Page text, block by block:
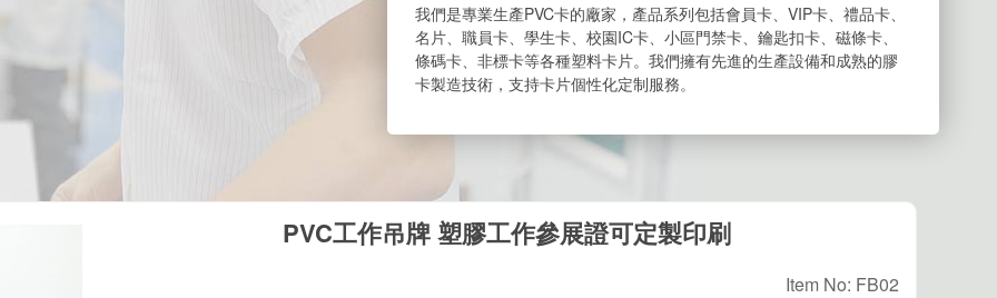
我們是專業生產PVC卡的廠家，產品系列包括會員卡、VIP卡、禮品卡、
名片、職員卡、學生卡、校園IC卡、小區門禁卡、鑰匙扣卡、磁條卡、
條碼卡、非標卡等各種塑料卡片。我們擁有先進的生產設備和成熟的膠
卡製造技術，支持卡片個性化定制服務。
PVC工作吊牌 塑膠工作參展證可定製印刷
Item No: FB02